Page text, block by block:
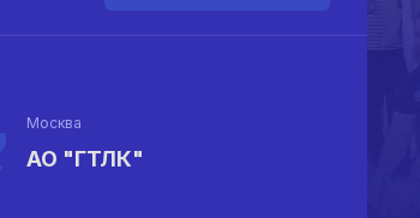
Москва
АО "ГТЛК"